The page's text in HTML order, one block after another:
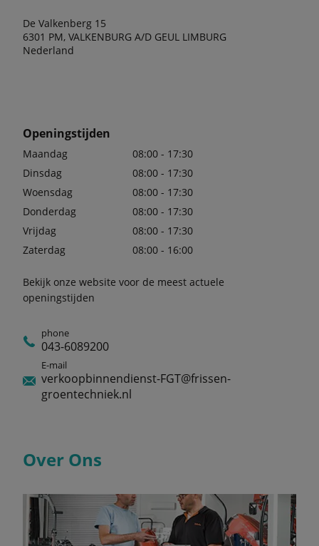
De Valkenberg 15
6301 PM, VALKENBURG A/D GEUL LIMBURG
Nederland
Openingstijden
Maandag
08:00 - 17:30
Dinsdag
08:00 - 17:30
Woensdag
08:00 - 17:30
Donderdag
08:00 - 17:30
Vrijdag
08:00 - 17:30
Zaterdag
08:00 - 16:00
Bekijk onze website voor de meest actuele
openingstijden
phone
043-6089200
E-mail
verkoopbinnendienst-FGT@frissen-
groentechniek.nl
Over Ons